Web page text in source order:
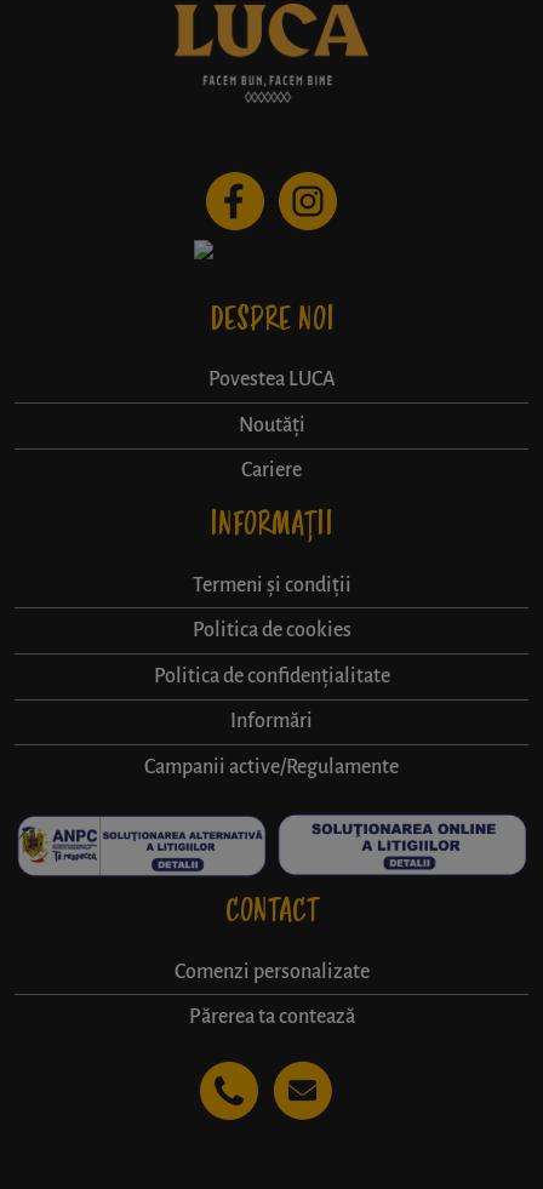
DESPRE NOI
Povestea LUCA
Noutăți
Cariere
INFORMAȚII
Termeni și condiții
Politica de cookies
Politica de confidențialitate
Informări
Campanii active/Regulamente
CONTACT
Comenzi personalizate
Părerea ta contează